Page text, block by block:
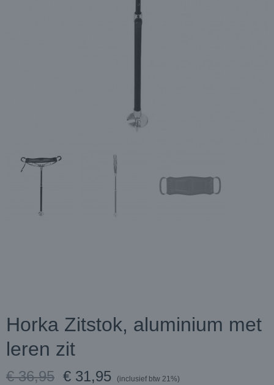
Horka Zitstok, aluminium met
leren zit
€ 36,95 € 31,95 (inclusief btw 21%)